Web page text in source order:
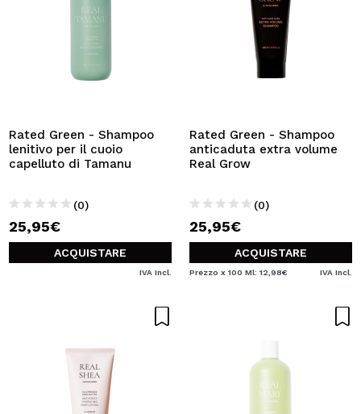
Rated Green - Shampoo
lenitivo per il cuoio
capelluto di Tamanu
(0)
25,95€
ACQUISTARE
IVA Incl.
Rated Green - Shampoo
anticaduta extra volume
Real Grow
(0)
25,95€
ACQUISTARE
Prezzo x 100 Ml: 12,98€ IVA Incl.